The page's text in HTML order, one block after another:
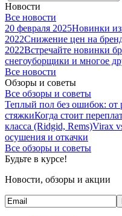
Новости
Все новости
20 февраля 2025Новинки
2022Снижение цен на
2022Встречайте новинки
снегоуборщики и многое
Все новости
Обзоры и советы
Все обзоры и советы
Теплый пол без ошибок: от
стяжкиКогда стоит
класса (Ridgid, Rems)Virax
осушения и откачки
Все обзоры и советы
Будьте в курсе!
Новости, обзоры и акции